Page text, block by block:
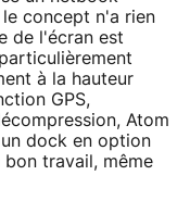
concept n'a rien
de l'écran est
à la hauteur
GPS,
Atom
dock en option
travail, même